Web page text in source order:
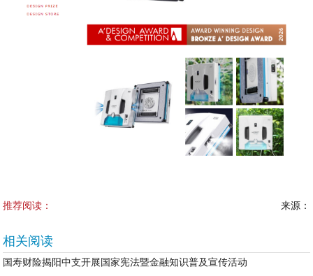
推荐阅读： 来源：
相关阅读
国寿财险揭阳中支开展国家宪法暨金融知识普及宣传活动